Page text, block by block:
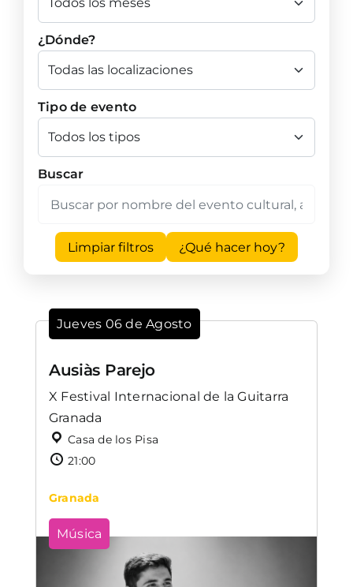
¿Dónde?
Tipo de evento
Buscar
Limpiar filtros ¿Qué hacer hoy?
Jueves 06 de Agosto
Ausiàs Parejo
X Festival Internacional de la Guitarra
Granada
Casa de los Pisa
21:00
Granada
Música